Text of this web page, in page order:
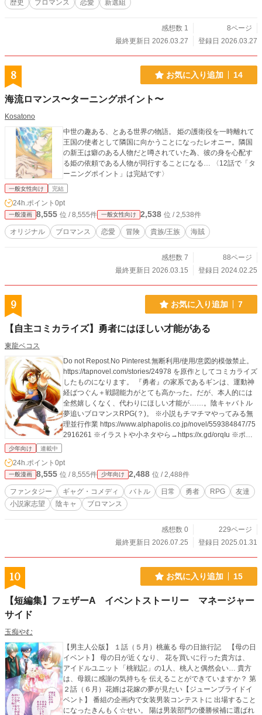
歴史 ブロマンス 恋愛 新選組
感想数 1
8ページ
最終更新日 2026.03.27
登録日 2026.03.27
8 お気に入り追加 14
海流ロマンス〜ターニングポイント〜
Kosatono
中世の趣ある、とある世界の物語。 姫の護衛役を一時離れて
王国の使者として隣国に向かうことになったレオニー。隣国
の新王は癖のある人物だと噂されていた為、彼の身を心配す
る姫の依頼である人物が同行することになる… 〈12話で「タ
ーニングポイント」は完結です〉
一般女性向け 完結
24h.ポイント 0pt
一般漫画 8,555 位 / 8,555件 一般女性向け 2,538 位 / 2,538件
オリジナル ブロマンス 恋愛 冒険 貴族/王族 海賊
感想数 7
88ページ
最終更新日 2026.03.15
登録日 2024.02.25
9 お気に入り追加 7
【自主コミカライズ】勇者にはほしい才能がある
東龍ベコス
Do not Repost.No Pinterest.無断利用/使用/意図的模倣禁止。
https://tapnovel.com/stories/24978 を原作としてコミカライズ
したものになります。 『勇者』の家系であるギンは、運動神
経ばつぐん＋戦闘能力がとても高かった。だが、本人的には
全然嬉しくなく、代わりにほしい才能が……。陰キャバトル
夢追いブロマンスRPG(？)。 ※小説もチマチマやってみる無
理並行作業 https://www.alphapolis.co.jp/novel/559384847/75
2916261 ※イラストや小ネタやら→https://x.gd/orqIu ※ポイ
少年向け 連載中
24h.ポイント 0pt
一般漫画 8,555 位 / 8,555件 少年向け 2,488 位 / 2,488件
ファンタジー ギャグ・コメディ バトル 日常 勇者 RPG
友達
小説家志望
陰キャ ブロマンス
感想数 0
229ページ
最終更新日 2026.07.25
登録日 2025.01.31
10 お気に入り追加 15
【短編集】フェザーA イベントストーリー マネージャー
サイド
玉痴やむ
【男主人公版】 １話（５月）桃薫る 母の日旅行記 【母の日
イベント】 母の日が近くなり、 花を買いに行った貴方は、
アイドルユニット「桃戦記」の1人、桃人と偶然会い… 貴方
は、母親に感謝の気持ちを 伝えることができていますか？ 第
２話（６月）花婿は花嫁の夢が見たい【ジューンブライドイ
ベント】 番組の企画内で女装男装コンテストに 出場すること
になったきんもく☆せい。 陽は男装部門の優勝候補に選ばれ